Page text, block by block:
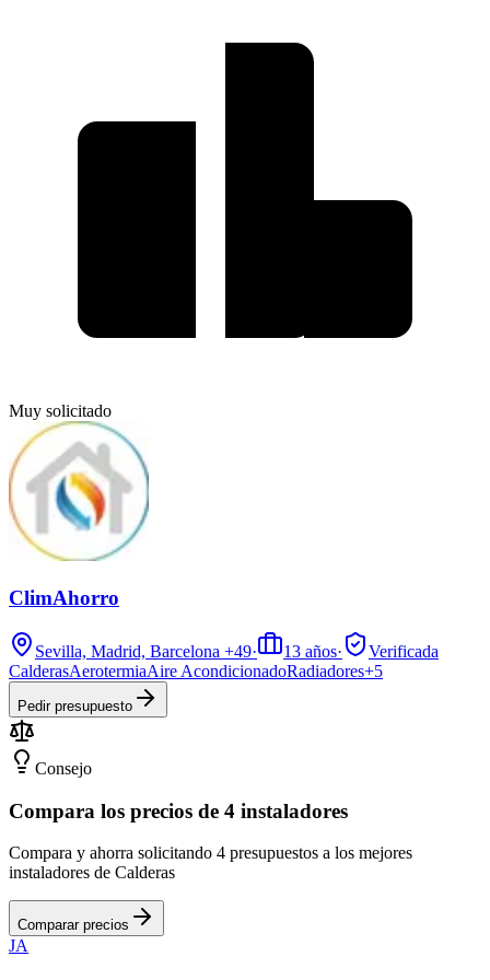
Muy solicitado
ClimAhorro
Sevilla, Madrid, Barcelona +49· 13 años·
Verificada
CalderasAerotermiaAire AcondicionadoRadiadores+5
Pedir presupuesto
Consejo
Compara los precios de 4 instaladores
Compara y ahorra solicitando 4 presupuestos a los mejores
instaladores de Calderas
Comparar precios
JA